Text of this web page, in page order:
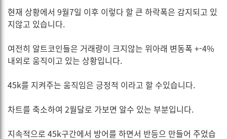
현재 상황에서 9월7일 이후 이렇다 할 큰 하락폭은 감지되고 있
지않고 있습니다.
여전히 알트코인들은 거래량이 크지않는 위아래 변동폭 +-4%
내외로 움직이고 있는 상황입니다.
45k를 지켜주는 움직임은 긍정적 이라고 할 수있습니다.
차트를 축소하여 2월달로 가보면 알수 있는 부분입니다.
지속적으로 45k구간에서 방어를 하면서 반등으 만들어 주었습